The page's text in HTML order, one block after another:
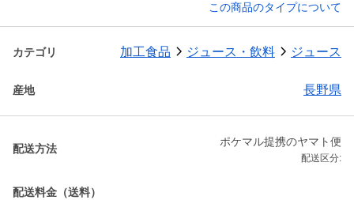
この商品のタイプについて
カテゴリ 加工食品 ジュース・飲料 ジュース
産地 長野県
配送方法
ポケマル提携のヤマト便
配送区分:
配送料金（送料）